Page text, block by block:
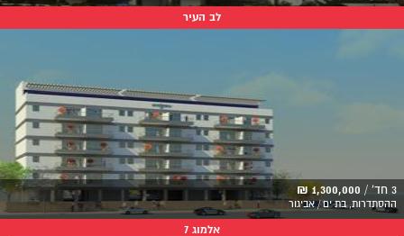
לב העיר
3 חד' / 1,300,000 ₪
ההסתדרות, בת ים / אביגור
אלמוג 7